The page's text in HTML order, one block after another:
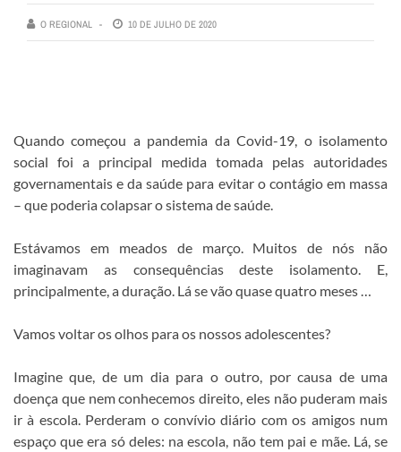
O REGIONAL 10 DE JULHO DE 2020
Quando começou a pandemia da Covid-19, o isolamento
social foi a principal medida tomada pelas autoridades
governamentais e da saúde para evitar o contágio em massa
– que poderia colapsar o sistema de saúde.
Estávamos em meados de março. Muitos de nós não
imaginavam as consequências deste isolamento. E,
principalmente, a duração. Lá se vão quase quatro meses …
Vamos voltar os olhos para os nossos adolescentes?
Imagine que, de um dia para o outro, por causa de uma
doença que nem conhecemos direito, eles não puderam mais
ir à escola. Perderam o convívio diário com os amigos num
espaço que era só deles: na escola, não tem pai e mãe. Lá, se